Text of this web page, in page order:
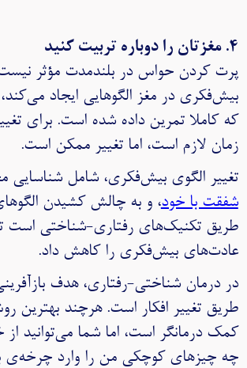
۴. مغزتان را دوباره تربیت کنید
پرت کردن حواس در بلندمدت مؤثر
بیش‌فکری در مغز الگوهایی ایجاد
که کاملا تمرین داده شده است. برای
زمان لازم است، اما تغییر ممکن است.
تغییر الگوی بیش‌فکری، شامل شناسایی
شفقت با خود، و به چالش کشیدن
طریق تکنیک‌های رفتاری-شناختی است
عادت‌های بیش‌فکری را کاهش داد.
در درمان شناختی-رفتاری، هدف
طریق تغییر افکار است. هرچند بهترین
کمک درمانگر است، اما شما می‌توانید از
چه چیزهای کوچکی من را وارد